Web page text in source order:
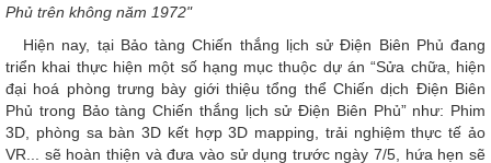
Phủ trên không năm 1972"
Hiện nay, tại Bảo tàng Chiến thắng lịch sử Điện Biên Phủ đang
triển khai thực hiện một số hạng mục thuộc dự án “Sửa chữa, hiện
đại hoá phòng trưng bày giới thiệu tổng thể Chiến dịch Điện Biên
Phủ trong Bảo tàng Chiến thắng lịch sử Điện Biên Phủ” như: Phim
3D, phòng sa bàn 3D kết hợp 3D mapping, trải nghiệm thực tế ảo
VR... sẽ hoàn thiện và đưa vào sử dụng trước ngày 7/5, hứa hẹn sẽ